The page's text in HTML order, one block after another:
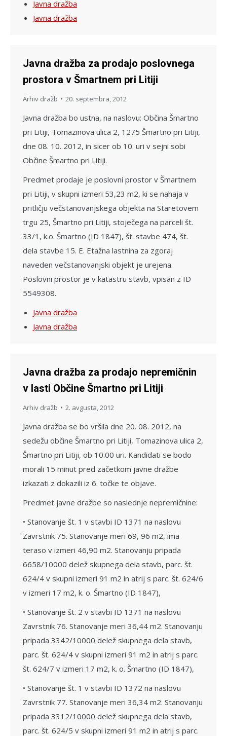
Javna dražba
Javna dražba
Javna dražba za prodajo poslovnega
prostora v Šmartnem pri Litiji
Arhiv dražb 20. septembra, 2012
Javna dražba bo ustna, na naslovu: Občina Šmartno
pri Litiji, Tomazinova ulica 2, 1275 Šmartno pri Litiji,
dne 08. 10. 2012, in sicer ob 10. uri v sejni sobi
Občine Šmartno pri Litiji.
Predmet prodaje je poslovni prostor v Šmartnem
pri Litiji, v skupni izmeri 53,23 m2, ki se nahaja v
pritličju večstanovanjskega objekta na Staretovem
trgu 25, Šmartno pri Litiji, stoječega na parceli št.
33/1, k.o. Šmartno (ID 1847), št. stavbe 474, št.
dela stavbe 15. E. Etažna lastnina za zgoraj
naveden večstanovanjski objekt je urejena.
Poslovni prostor je v katastru stavb, vpisan z ID
5549308.
Javna dražba
Javna dražba
Javna dražba za prodajo nepremičnin
v lasti Občine Šmartno pri Litiji
Arhiv dražb 2. avgusta, 2012
Javna dražba se bo vršila dne 20. 08. 2012, na
sedežu občine Šmartno pri Litiji, Tomazinova ulica 2,
Šmartno pri Litiji, ob 10.00 uri. Kandidati se bodo
morali 15 minut pred začetkom javne dražbe
izkazati z dokazili iz 6. točke te objave.
Predmet javne dražbe so naslednje nepremičnine:
• Stanovanje št. 1 v stavbi ID 1371 na naslovu
Zavrstnik 75. Stanovanje meri 69, 96 m2, ima
teraso v izmeri 46,90 m2. Stanovanju pripada
6658/10000 delež skupnega dela stavb, parc. št.
624/4 v skupni izmeri 91 m2 in atrij s parc. št. 624/6
v izmeri 17 m2, k. o. Šmartno (ID 1847),
• Stanovanje št. 2 v stavbi ID 1371 na naslovu
Zavrstnik 76. Stanovanje meri 36,44 m2. Stanovanju
pripada 3342/10000 delež skupnega dela stavb,
parc. št. 624/4 v skupni izmeri 91 m2 in atrij s parc.
št. 624/7 v izmeri 17 m2, k. o. Šmartno (ID 1847),
• Stanovanje št. 1 v stavbi ID 1372 na naslovu
Zavrstnik 77. Stanovanje meri 36,34 m2. Stanovanju
pripada 3312/10000 delež skupnega dela stavb,
parc. št. 624/5 v skupni izmeri 91 m2 in atrij s parc.